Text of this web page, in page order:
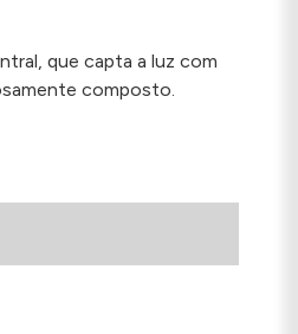
que capta a luz com
composto.